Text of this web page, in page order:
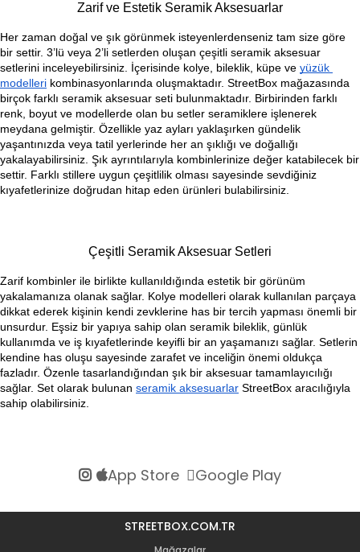
Zarif ve Estetik Seramik Aksesuarlar
Her zaman doğal ve şık görünmek isteyenlerdenseniz tam size göre
bir settir. 3’lü veya 2’li setlerden oluşan çeşitli seramik aksesuar
setlerini inceleyebilirsiniz. İçerisinde kolye, bileklik, küpe ve yüzük
modelleri kombinasyonlarında oluşmaktadır. StreetBox mağazasında
birçok farklı seramik aksesuar seti bulunmaktadır. Birbirinden farklı
renk, boyut ve modellerde olan bu setler seramiklere işlenerek
meydana gelmiştir. Özellikle yaz ayları yaklaşırken gündelik
yaşantınızda veya tatil yerlerinde her an şıklığı ve doğallığı
yakalayabilirsiniz. Şık ayrıntılarıyla kombinlerinize değer katabilecek bir
settir. Farklı stillere uygun çeşitlilik olması sayesinde sevdiğiniz
kıyafetlerinize doğrudan hitap eden ürünleri bulabilirsiniz.
Çeşitli Seramik Aksesuar Setleri
Zarif kombinler ile birlikte kullanıldığında estetik bir görünüm
yakalamanıza olanak sağlar. Kolye modelleri olarak kullanılan parçaya
dikkat ederek kişinin kendi zevklerine has bir tercih yapması önemli bir
unsurdur. Eşsiz bir yapıya sahip olan seramik bileklik, günlük
kullanımda ve iş kıyafetlerinde keyifli bir an yaşamanızı sağlar. Setlerin
kendine has oluşu sayesinde zarafet ve inceliğin önemi oldukça
fazladır. Özenle tasarlandığından şık bir aksesuar tamamlayıcılığı
sağlar. Set olarak bulunan seramik aksesuarlar StreetBox aracılığıyla
sahip olabilirsiniz.
App Store Google Play
STREETBOX.COM.TR